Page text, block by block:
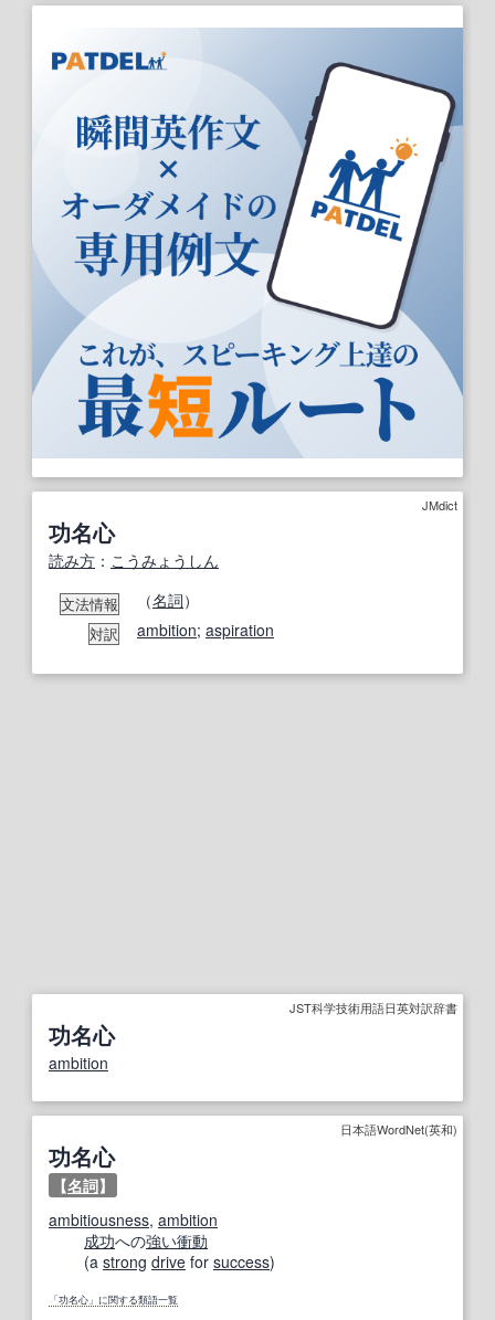
JMdict
功名心
読み方 ： こうみょうしん
文法情報 （名詞）
対訳 ambition; aspiration
JST科学技術用語日英対訳辞書
功名心
ambition
日本語WordNet(英和)
功名心
【名詞】
ambitiousness, ambition
成功への強い衝動
(a strong drive for success)
「功名心」に関する類語一覧